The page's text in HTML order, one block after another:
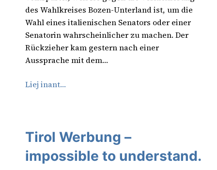
des Wahlkreises Bozen-Unterland ist, um die
Wahl eines italienischen Senators oder einer
Senatorin wahrscheinlicher zu machen. Der
Rückzieher kam gestern nach einer
Aussprache mit dem…
Liej inant…
Tirol Werbung –
impossible to understand.